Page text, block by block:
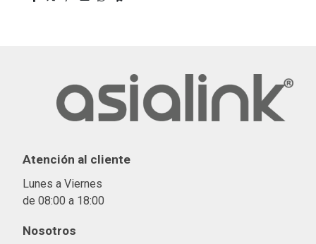
Atención al cliente
Lunes a Viernes
de 08:00 a 18:00
Nosotros